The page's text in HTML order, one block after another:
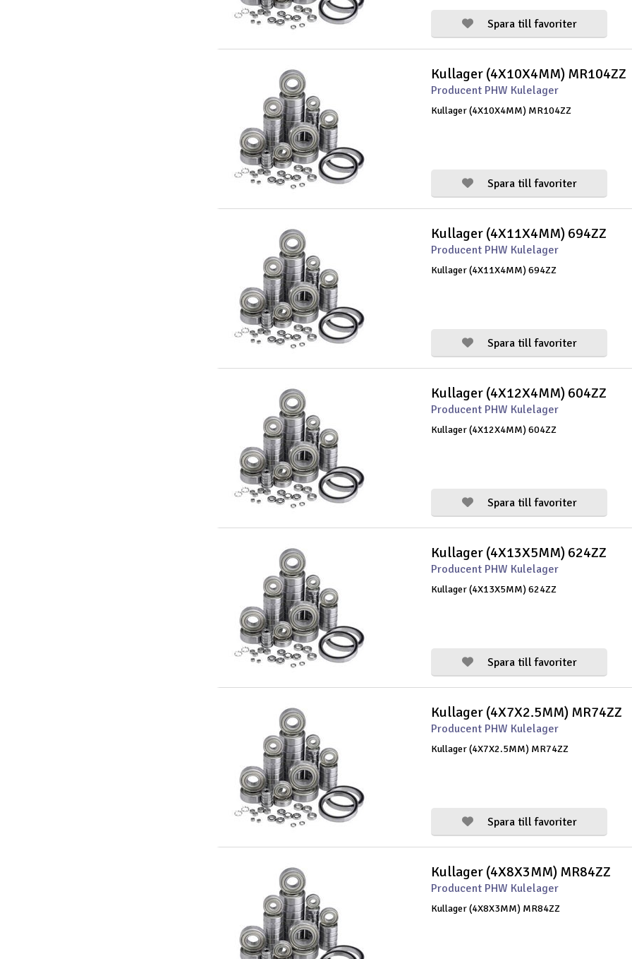
Spara till favoriter
Kullager (4X10X4MM) MR104ZZ
Producent PHW Kulelager
Kullager (4X10X4MM) MR104ZZ
Spara till favoriter
Kullager (4X11X4MM) 694ZZ
Producent PHW Kulelager
Kullager (4X11X4MM) 694ZZ
Spara till favoriter
Kullager (4X12X4MM) 604ZZ
Producent PHW Kulelager
Kullager (4X12X4MM) 604ZZ
Spara till favoriter
Kullager (4X13X5MM) 624ZZ
Producent PHW Kulelager
Kullager (4X13X5MM) 624ZZ
Spara till favoriter
Kullager (4X7X2.5MM) MR74ZZ
Producent PHW Kulelager
Kullager (4X7X2.5MM) MR74ZZ
Spara till favoriter
Kullager (4X8X3MM) MR84ZZ
Producent PHW Kulelager
Kullager (4X8X3MM) MR84ZZ